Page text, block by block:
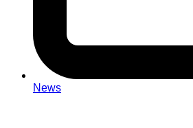
News